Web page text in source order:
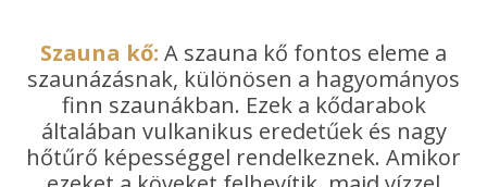
Szauna kő: A szauna kő fontos eleme a
szaunázásnak, különösen a hagyományos
finn szaunákban. Ezek a kődarabok
általában vulkanikus eredetűek és nagy
hőtűrő képességgel rendelkeznek. Amikor